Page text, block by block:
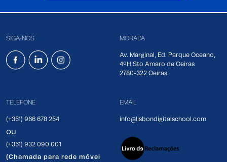
SIGA-NOS MORADA
Av. Marginal, Ed. Parque Oceano,
4ºH Sto Amaro de Oeiras
2780-322 Oeiras
TELEFONE
(+351) 966 678 254
ou
(+351) 932 090 001
(Chamada para rede móvel
EMAIL
info@lisbondigitalschool.com